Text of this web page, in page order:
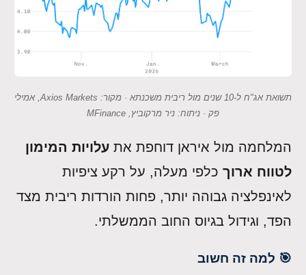
תשואת אג"ח ל-10 שנים מול ריבית משכנתא · מקור: Axios Markets, אמילי
פק · ניתוח: ניר מרקוביץ, MFinance
המלחמה מול איראן דוחפת את עלויות המימון
לטווח ארוך כלפי מעלה, על רקע ציפיות
לאינפלציה גבוהה יותר, פחות הורדות ריבית מצד
הפד, וגידול בגיוס החוב הממשלתי.
🎯 למה זה חשוב